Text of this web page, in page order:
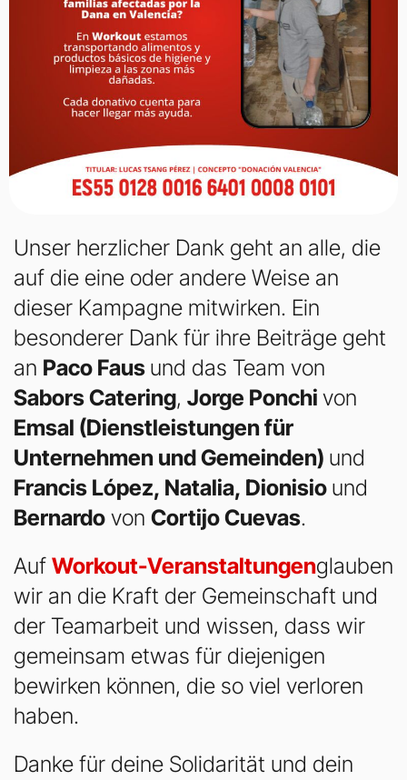
Unser herzlicher Dank geht an alle, die
auf die eine oder andere Weise an
dieser Kampagne mitwirken. Ein
besonderer Dank für ihre Beiträge geht
an Paco Faus und das Team von
Sabors Catering, Jorge Ponchi von
Emsal (Dienstleistungen für
Unternehmen und Gemeinden) und
Francis López, Natalia, Dionisio und
Bernardo von Cortijo Cuevas.
Auf Workout-Veranstaltungenglauben
wir an die Kraft der Gemeinschaft und
der Teamarbeit und wissen, dass wir
gemeinsam etwas für diejenigen
bewirken können, die so viel verloren
haben.
Danke für deine Solidarität und dein